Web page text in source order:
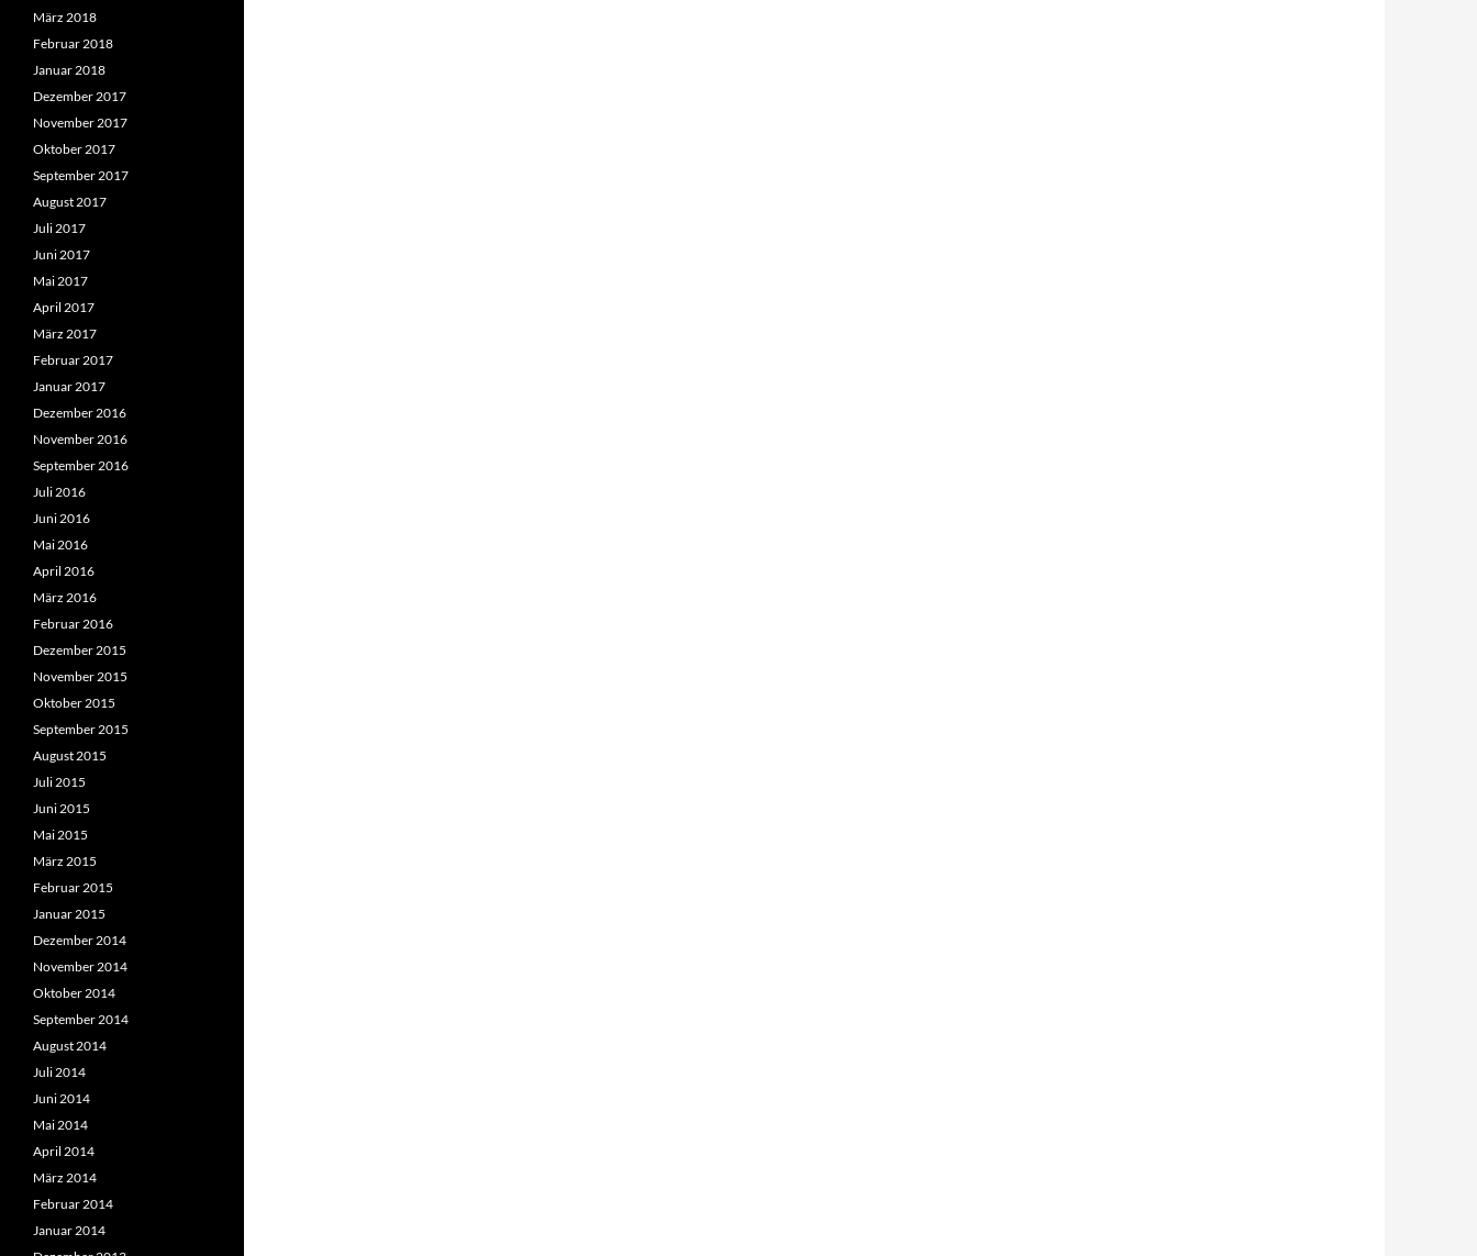
März 2018
Februar 2018
Januar 2018
Dezember 2017
November 2017
Oktober 2017
September 2017
August 2017
Juli 2017
Juni 2017
Mai 2017
April 2017
März 2017
Februar 2017
Januar 2017
Dezember 2016
November 2016
September 2016
Juli 2016
Juni 2016
Mai 2016
April 2016
März 2016
Februar 2016
Dezember 2015
November 2015
Oktober 2015
September 2015
August 2015
Juli 2015
Juni 2015
Mai 2015
März 2015
Februar 2015
Januar 2015
Dezember 2014
November 2014
Oktober 2014
September 2014
August 2014
Juli 2014
Juni 2014
Mai 2014
April 2014
März 2014
Februar 2014
Januar 2014